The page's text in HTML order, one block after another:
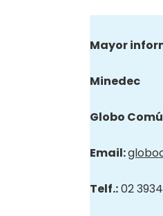
Mayor
Minedec
Globo
Email:
Telf.:02